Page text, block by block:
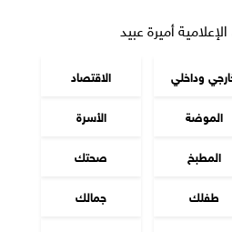
أميرة عبيد
وداخلي
الاقتصاد
الموضة
الأسرة
المطبخ
صحتك
طفلك
جمالك